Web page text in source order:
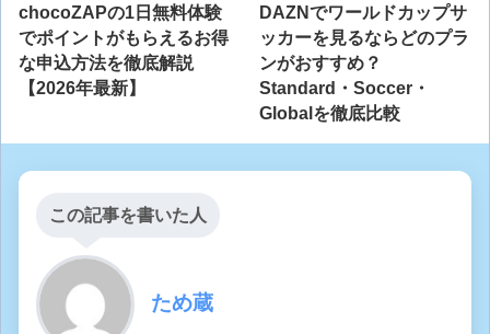
chocoZAPの1日無料体験
でポイントがもらえるお得
な申込方法を徹底解説
【2026年最新】
DAZNでワールドカップサ
ッカーを見るならどのプラ
ンがおすすめ？
Standard・Soccer・
Globalを徹底比較
この記事を書いた人
ため蔵